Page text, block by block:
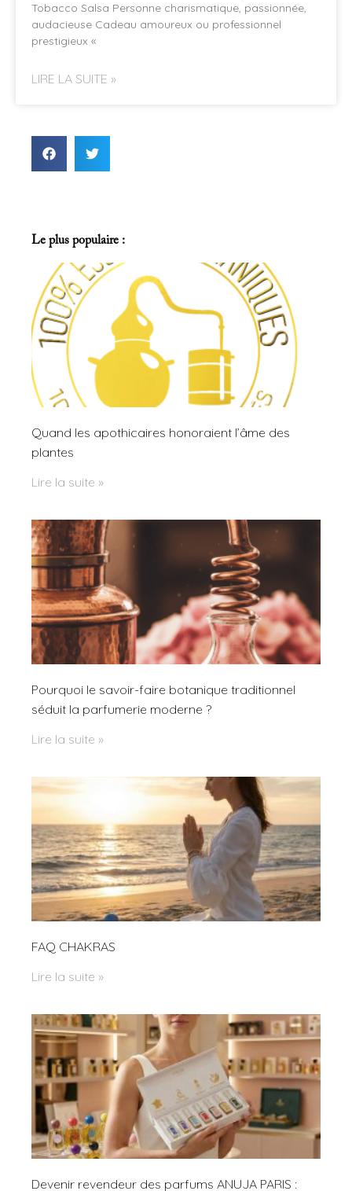
Tobacco Salsa Personne charismatique, passionnée,
audacieuse Cadeau amoureux ou professionnel
prestigieux «
LIRE LA SUITE »
Le plus populaire :
Quand les apothicaires honoraient l’âme des
plantes
Lire la suite »
Pourquoi le savoir-faire botanique traditionnel
séduit la parfumerie moderne ?
Lire la suite »
FAQ CHAKRAS
Lire la suite »
Devenir revendeur des parfums ANUJA PARIS :